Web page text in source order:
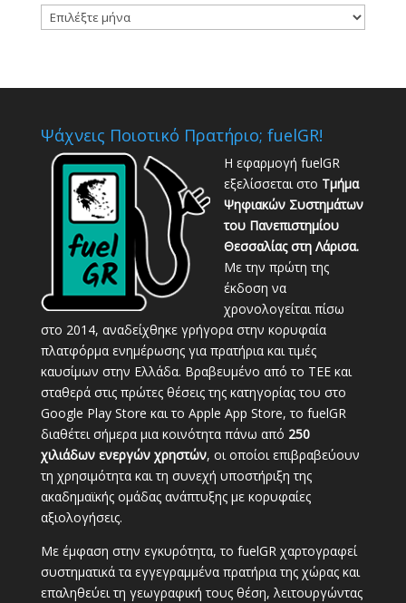
Αρχείο
Καταχωρήσεων
Ψάχνεις Ποιοτικό Πρατήριο; fuelGR!
Η εφαρμογή fuelGR
εξελίσσεται στο Τμήμα
Ψηφιακών Συστημάτων
του Πανεπιστημίου
Θεσσαλίας στη Λάρισα.
Με την πρώτη της
έκδοση να
χρονολογείται πίσω
στο 2014, αναδείχθηκε γρήγορα στην κορυφαία
πλατφόρμα ενημέρωσης για πρατήρια και τιμές
καυσίμων στην Ελλάδα. Βραβευμένο από το ΤΕΕ και
σταθερά στις πρώτες θέσεις της κατηγορίας του στο
Google Play Store και το Apple App Store, το fuelGR
διαθέτει σήμερα μια κοινότητα πάνω από 250
χιλιάδων ενεργών χρηστών, οι οποίοι επιβραβεύουν
τη χρησιμότητα και τη συνεχή υποστήριξη της
ακαδημαϊκής ομάδας ανάπτυξης με κορυφαίες
αξιολογήσεις.
Με έμφαση στην εγκυρότητα, το fuelGR χαρτογραφεί
συστηματικά τα εγγεγραμμένα πρατήρια της χώρας και
επαληθεύει τη γεωγραφική τους θέση, λειτουργώντας